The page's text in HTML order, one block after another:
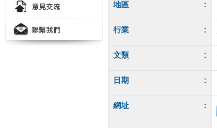
地區 :
行業 :
文類 :
日期 :
網址 :